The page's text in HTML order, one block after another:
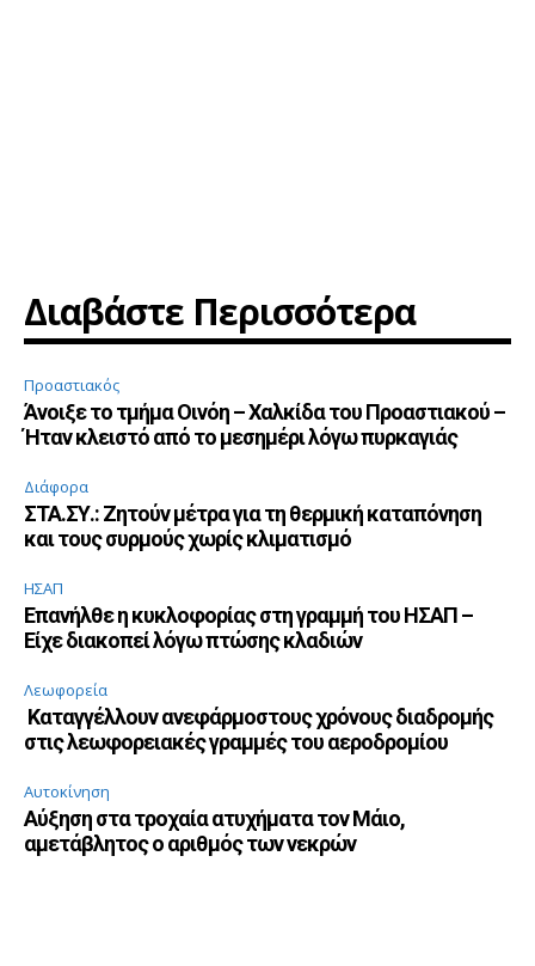
Διαβάστε Περισσότερα
Προαστιακός
Άνοιξε το τμήμα Οινόη – Χαλκίδα του Προαστιακού –
Ήταν κλειστό από το μεσημέρι λόγω πυρκαγιάς
Διάφορα
ΣΤΑ.ΣΥ.: Ζητούν μέτρα για τη θερμική καταπόνηση
και τους συρμούς χωρίς κλιματισμό
ΗΣΑΠ
Επανήλθε η κυκλοφορίας στη γραμμή του ΗΣΑΠ –
Είχε διακοπεί λόγω πτώσης κλαδιών
Λεωφορεία
Καταγγέλλουν ανεφάρμοστους χρόνους διαδρομής
στις λεωφορειακές γραμμές του αεροδρομίου
Αυτοκίνηση
Αύξηση στα τροχαία ατυχήματα τον Μάιο,
αμετάβλητος ο αριθμός των νεκρών